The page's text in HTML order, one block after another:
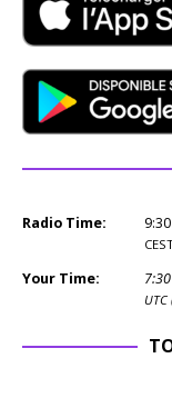
Radio Time: 9:30
Your Time: 7:30